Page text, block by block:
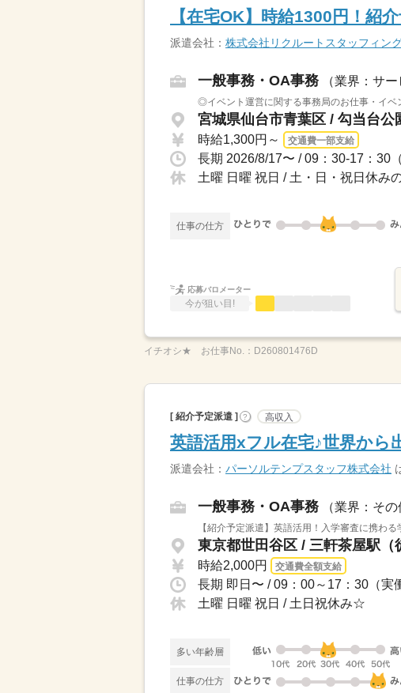
【在宅OK】時給1300円！紹
派遣会社： 株式会社リクルートスタッフィン
一般事務・OA事務 （業界：サー
◎イベント運営に関する事務局のお仕事・イベ
宮城県仙台市青葉区 / 勾当台公
時給1,300円～ 交通費一部支給
土曜 日曜 祝日 / 土・日・祝日休み
仕事の仕方
応募バロメーター
今が狙い目!
イチオシ★ お仕事No.： D260801476D
[ 紹介予定派遣 ] ? 高収入
英語活用xフル在宅♪世界から
派遣会社： パーソルテンプスタッフ株式会社
一般事務・OA事務 （業界：その
【紹介予定派遣】英語活用！入学審査に携わ
東京都世田谷区 / 三軒茶屋駅（
時給2,000円 交通費全額支給
長期 即日〜 / 09：00～17：30（実
土曜 日曜 祝日 / 土日祝休み☆
多い年齢層
仕事の仕方